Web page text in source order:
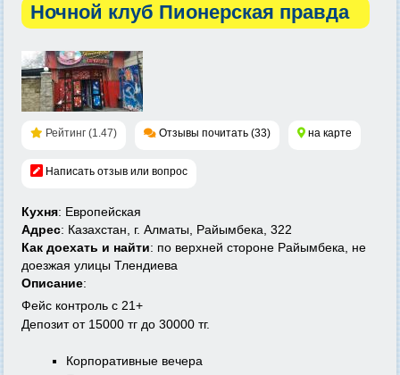
Ночной клуб Пионерская правда
Рейтинг (1.47) Отзывы почитать (33) на карте
Написать отзыв или вопрос
Кухня: Европейская
Адрес: Казахстан, г. Алматы, Райымбека, 322
Как доехать и найти: по верхней стороне Райымбека, не
доезжая улицы Тлендиева
Описание:
Фейс контроль с 21+
Депозит от 15000 тг до 30000 тг.
Корпоративные вечера